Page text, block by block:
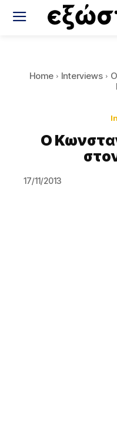
Home Interviews
Ο
17/11/2013